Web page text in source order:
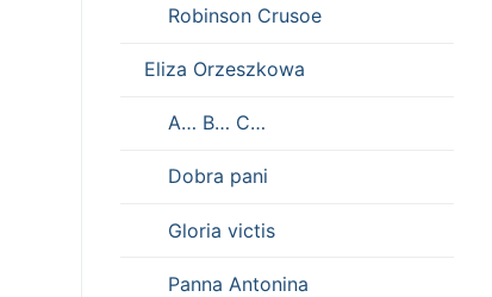
Robinson Crusoe
Eliza Orzeszkowa
A… B… C…
Dobra pani
Gloria victis
Panna Antonina